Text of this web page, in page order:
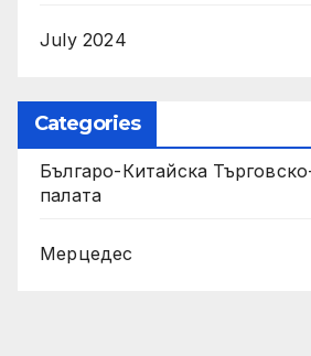
July 2024
Categories
Българо-Китайска
палaта
Мерцедес